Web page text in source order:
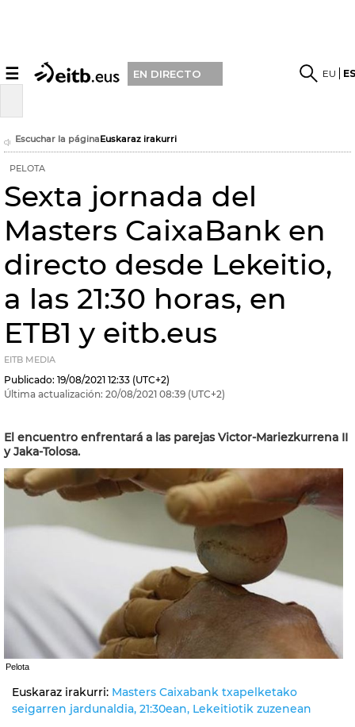
☰ EN DIRECTO EU
Escuchar la páginaEuskaraz irakurri
PELOTA
Sexta jornada del
Masters CaixaBank en
directo desde Lekeitio,
a las 21:30 horas, en
ETB1 y eitb.eus
EITB MEDIA
Publicado: 19/08/2021 12:33 (UTC+2)
Última actualización: 20/08/2021 08:39 (UTC+2)
El encuentro enfrentará a las parejas Victor-Mariezkurrena II
y Jaka-Tolosa.
Pelota
Euskaraz irakurri: Masters Caixabank txapelketako
seigarren jardunaldia, 21:30ean, Lekeitiotik zuzenean